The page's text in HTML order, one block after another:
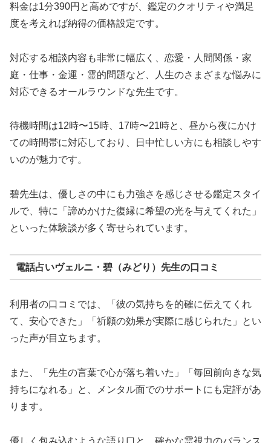
料金は1分390円と高めですが、鑑定のクオリティや満足
度を考えれば納得の価格設定です。
対応する相談内容も非常に幅広く、恋愛・人間関係・家
庭・仕事・金運・霊的問題など、人生のさまざまな悩みに
対応できるオールラウンドな先生です。
待機時間は12時〜15時、17時〜21時と、昼から夜にかけ
ての時間帯に対応しており、日中忙しい方にも相談しやす
いのが魅力です。
碧先生は、優しさの中にも力強さを感じさせる鑑定スタイ
ルで、特に「諦めかけた復縁に希望の光を与えてくれた」
といった体験談が多く寄せられています。
電話占いヴェルニ・碧（みどり）先生の口コミ
利用者の口コミでは、「彼の気持ちを的確に伝えてくれ
て、安心できた」「祈願の効果が実際に感じられた」とい
った声が目立ちます。
また、「先生の言葉で心が落ち着いた」「毎回前向きな気
持ちになれる」と、メンタル面でのサポートにも定評があ
ります。
優しく包み込むような語り口と、確かな霊視力のバランス